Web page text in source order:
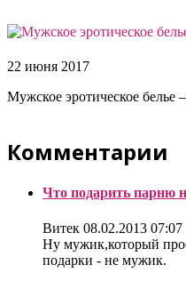
22 июня 2017
Мужское эротическое белье
Комментарии
Что подарить парню
Витек 08.02.2013 07:07
Ну мужик,который
подарки - не мужик.